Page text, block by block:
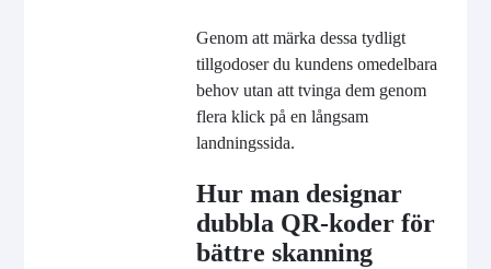
Genom att märka dessa tydligt
tillgodoser du kundens omedelbara
behov utan att tvinga dem genom
flera klick på en långsam
landningssida.
Hur man designar
dubbla QR-koder för
bättre skanning